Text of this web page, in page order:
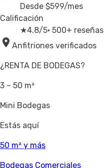
Desde $599/mes
Calificación
★4.8/5· 500+ reseñas
Anfitriones verificados
¿RENTA DE BODEGAS?
3 – 50 m²
Mini Bodegas
Estás aquí
50 m² y más
Bodegas Comerciales